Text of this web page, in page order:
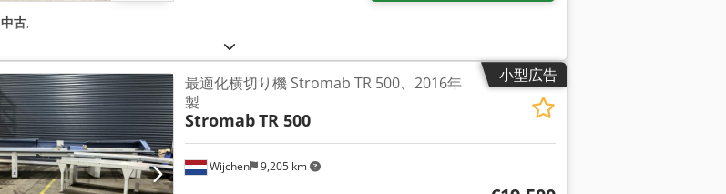
中古,
小型広告
Wijchen 9,205 km
最適化横切り機 Stromab TR 500、2016年
製
StromabTR 500